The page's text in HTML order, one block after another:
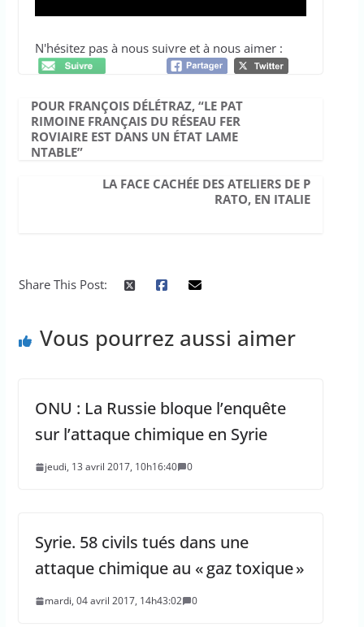
N'hésitez pas à nous suivre et à nous aimer :
POUR FRANÇOIS DÉLÉTRAZ, “LE PAT
RIMOINE FRANÇAIS DU RÉSEAU FER
ROVIAIRE EST DANS UN ÉTAT LAME
NTABLE”
LA FACE CACHÉE DES ATELIERS DE P
RATO, EN ITALIE
Share This Post:
Vous pourrez aussi aimer
ONU : La Russie bloque l’enquête
sur l’attaque chimique en Syrie
jeudi, 13 avril 2017, 10h16:40 0
Syrie. 58 civils tués dans une
attaque chimique au « gaz toxique »
mardi, 04 avril 2017, 14h43:02 0